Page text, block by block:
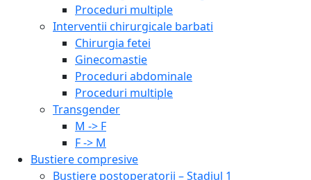
Proceduri multiple
Interventii chirurgicale barbati
Chirurgia fetei
Ginecomastie
Proceduri abdominale
Proceduri multiple
Transgender
M -> F
F -> M
Bustiere compresive
Bustiere postoperatorii – Stadiul 1